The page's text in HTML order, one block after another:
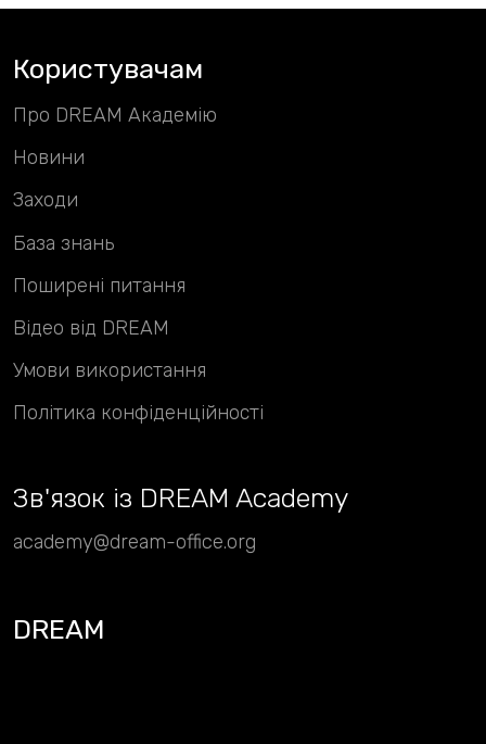
Користувачам
Про DREAM Академію
Новини
Умови використання
Політика конфіденційності
Заходи
База знань
Поширені питання
Відео від DREAM
academy@dream-office.org
DREAM
Зв'язок із DREAM Academy